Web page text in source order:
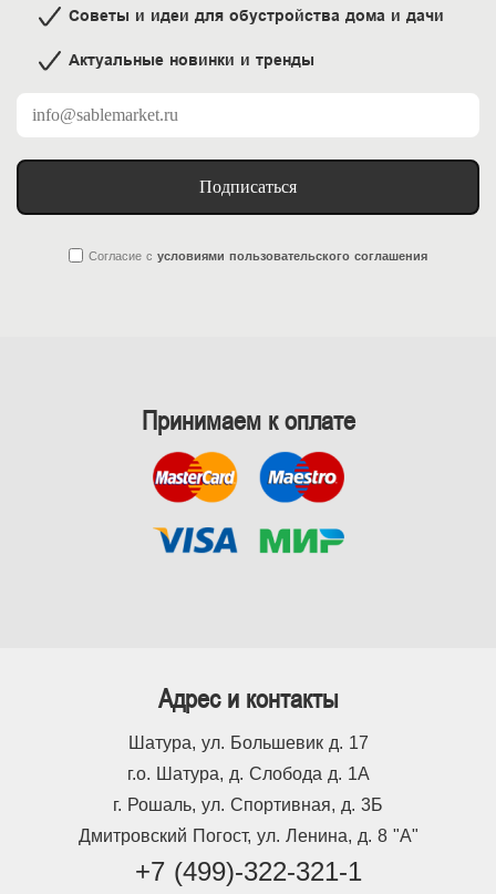
Советы и идеи для обустройства дома и дачи
Актуальные новинки и тренды
Подписаться
Согласие с условиями пользовательского соглашения
Принимаем к оплате
Адрес и контакты
Шатура, ул. Большевик д. 17
г.о. Шатура, д. Слобода д. 1А
г. Рошаль, ул. Спортивная, д. 3Б
Дмитровский Погост, ул. Ленина, д. 8 "А"
+7 (499)-322-321-1